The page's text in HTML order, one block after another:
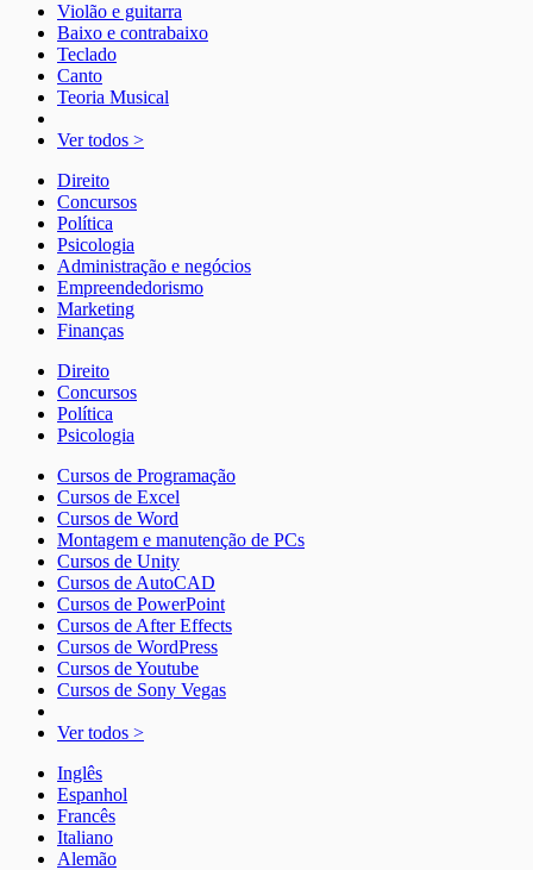
Violão e guitarra
Baixo e contrabaixo
Teclado
Canto
Teoria Musical
Ver todos >
Direito
Concursos
Política
Psicologia
Administração e negócios
Empreendedorismo
Marketing
Finanças
Direito
Concursos
Política
Psicologia
Cursos de Programação
Cursos de Excel
Cursos de Word
Montagem e manutenção de PCs
Cursos de Unity
Cursos de AutoCAD
Cursos de PowerPoint
Cursos de After Effects
Cursos de WordPress
Cursos de Youtube
Cursos de Sony Vegas
Ver todos >
Inglês
Espanhol
Francês
Italiano
Alemão